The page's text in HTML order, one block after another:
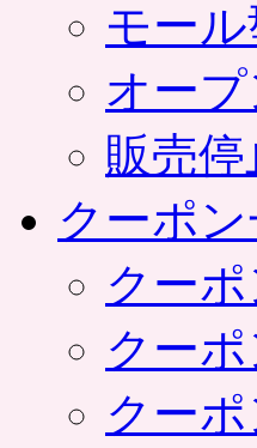
モー
オー
販売
クーポ
クー
クー
クー